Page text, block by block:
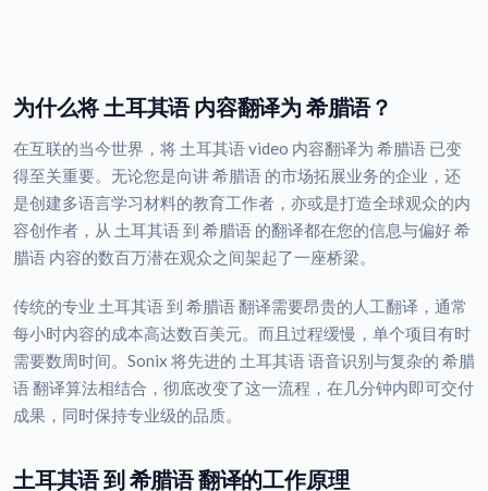
为什么将 土耳其语 内容翻译为 希腊语？
在互联的当今世界，将 土耳其语 video 内容翻译为 希腊语 已变
得至关重要。无论您是向讲 希腊语 的市场拓展业务的企业，还
是创建多语言学习材料的教育工作者，亦或是打造全球观众的内
容创作者，从 土耳其语 到 希腊语 的翻译都在您的信息与偏好 希
腊语 内容的数百万潜在观众之间架起了一座桥梁。
传统的专业 土耳其语 到 希腊语 翻译需要昂贵的人工翻译，通常
每小时内容的成本高达数百美元。而且过程缓慢，单个项目有时
需要数周时间。Sonix 将先进的 土耳其语 语音识别与复杂的 希腊
语 翻译算法相结合，彻底改变了这一流程，在几分钟内即可交付
成果，同时保持专业级的品质。
土耳其语 到 希腊语 翻译的工作原理